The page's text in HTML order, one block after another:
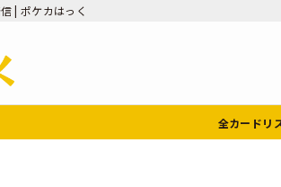
| ポケカはっく
全カードリ